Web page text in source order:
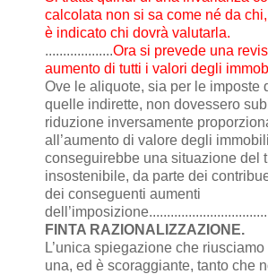
calcolata non si sa come né da
è indicato chi dovrà valutarla.
...................Ora si prevede una
aumento di tutti i valori degli
Ove le aliquote, sia per le imposte
quelle indirette, non dovessero
riduzione inversamente
all’aumento di valore degli
conseguirebbe una situazione del
insostenibile, da parte dei
dei conseguenti aumenti
FINTA RAZIONALIZZAZIONE.
L’unica spiegazione che
una, ed è scoraggiante, tanto che